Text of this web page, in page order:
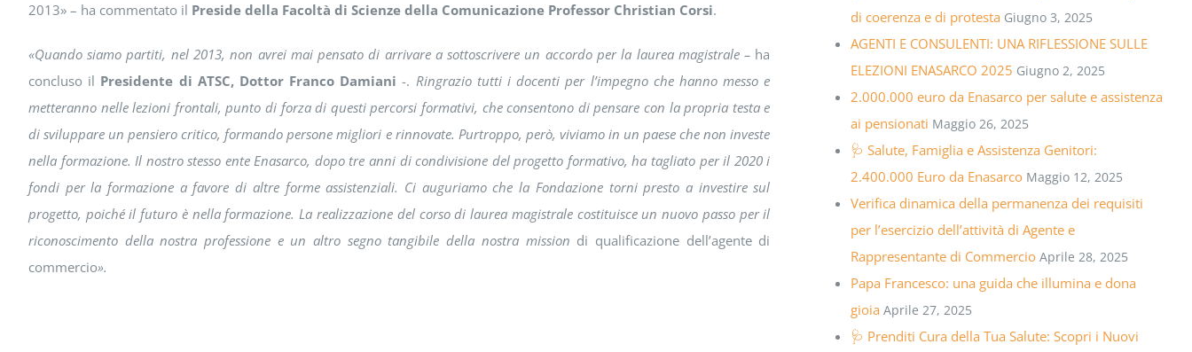
2013» – ha commentato il Preside della Facoltà di Scienze della Comunicazione Professor Christian Corsi.
«Quando siamo partiti, nel 2013, non avrei mai pensato di arrivare a sottoscrivere un accordo per la laurea magistrale– ha
concluso il Presidente di ATSC, Dottor Franco Damiani -. Ringrazio tutti i docenti per l’impegno che hanno messo e
metteranno nelle lezioni frontali, punto di forza di questi percorsi formativi, che consentono di pensare con la propria testa e
di sviluppare un pensiero critico, formando persone migliori e rinnovate. Purtroppo, però, viviamo in un paese che non investe
nella formazione. Il nostro stesso ente Enasarco, dopo tre anni di condivisione del progetto formativo, ha tagliato per il 2020 i
fondi per la formazione a favore di altre forme assistenziali. Ci auguriamo che la Fondazione torni presto a investire sul
progetto, poiché il futuro è nella formazione. La realizzazione del corso di laurea magistrale costituisce un nuovo passo per il
riconoscimento della nostra professione e un altro segno tangibile della nostra mission di qualificazione dell’agente di
commercio».
di coerenza e di protesta Giugno 3, 2025
AGENTI E CONSULENTI: UNA RIFLESSIONE SULLE
ELEZIONI ENASARCO 2025 Giugno 2, 2025
2.000.000 euro da Enasarco per salute e assistenza
ai pensionati Maggio 26, 2025
🩺 Salute, Famiglia e Assistenza Genitori:
2.400.000 Euro da Enasarco Maggio 12, 2025
Verifica dinamica della permanenza dei requisiti
per l’esercizio dell’attività di Agente e
Rappresentante di Commercio Aprile 28, 2025
Papa Francesco: una guida che illumina e dona
gioia Aprile 27, 2025
🩺 Prenditi Cura della Tua Salute: Scopri i Nuovi